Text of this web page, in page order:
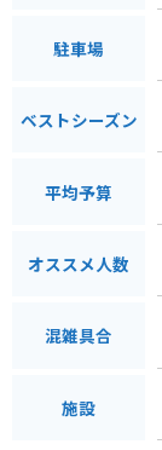
駐車場
ベストシーズン
平均予算
オススメ人数
混雑具合
施設